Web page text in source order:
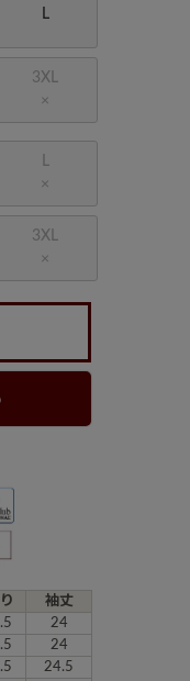
L
3XL
×
×
3XL
×
袖丈
24
24
24.5